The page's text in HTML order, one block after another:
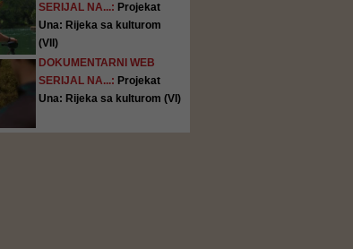
SERIJAL NA...: Projekat
Una: Rijeka sa kulturom
(VII)
DOKUMENTARNI WEB
SERIJAL NA...: Projekat
Una: Rijeka sa kulturom (VI)